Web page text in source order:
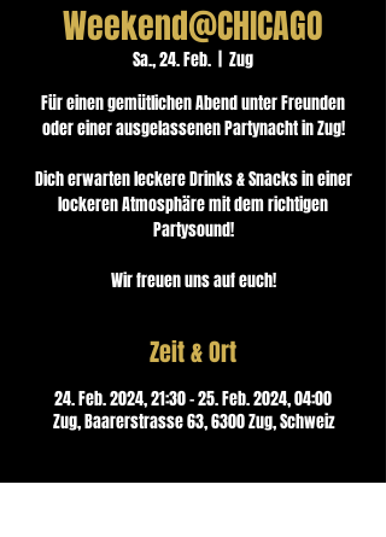
Weekend@CHICAGO
Sa., 24. Feb.
Zug
Für einen gemütlichen Abend unter Freunden
oder einer ausgelassenen Partynacht in Zug!
Dich erwarten leckere Drinks & Snacks in einer
lockeren Atmosphäre mit dem richtigen
Partysound!
Wir freuen uns auf euch!
Zeit & Ort
24. Feb. 2024, 21:30 – 25. Feb. 2024, 04:00
Zug, Baarerstrasse 63, 6300 Zug, Schweiz